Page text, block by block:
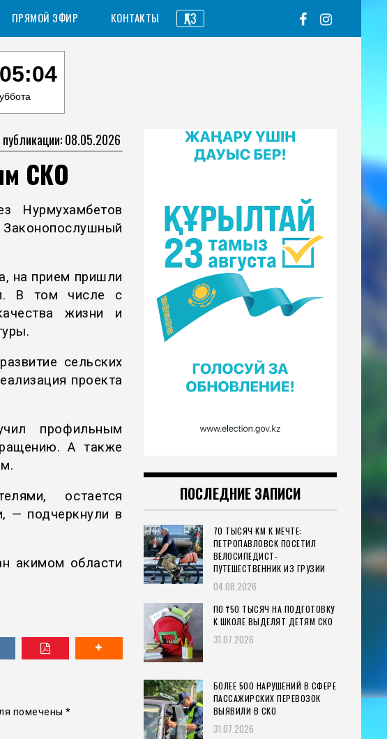
ПРЯМОЙ ЭФИР КОНТАКТЫ ҚАЗ
08.05.2026
СКО
Нурмухамбетов
на прием пришли
В том числе с
жизни и
сельских
проекта
профильным
А также
остается
— подчеркнули в
акимом области
помечены *
ПОСЛЕДНИЕ ЗАПИСИ
70 ТЫСЯЧ КМ К МЕЧТЕ:
ПЕТРОПАВЛОВСК ПОСЕТИЛ
ВЕЛОСИПЕДИСТ-
ПУТЕШЕСТВЕННИК ИЗ ГРУЗИИ
04.08.2026
ПО ₸50 ТЫСЯЧ НА ПОДГОТОВКУ
К ШКОЛЕ ВЫДЕЛЯТ ДЕТЯМ СКО
31.07.2026
БОЛЕЕ 500 НАРУШЕНИЙ В СФЕРЕ
ПАССАЖИРСКИХ ПЕРЕВОЗОК
ВЫЯВИЛИ В СКО
31.07.2026